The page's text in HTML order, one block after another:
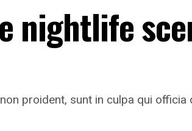
nightlife
proident, sunt in culpa qui